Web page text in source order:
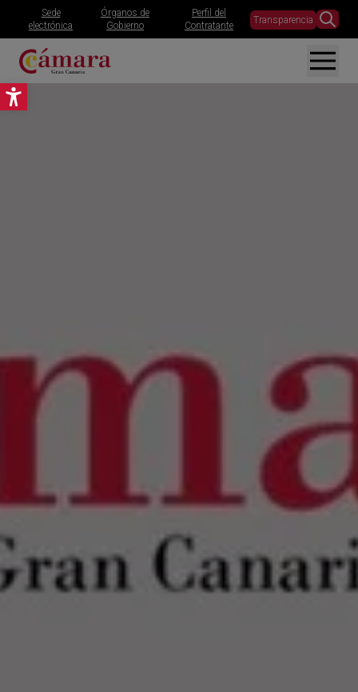
Abrir barra de herramientas
Sede
electrónica
Órganos de
Gobierno
Perfil del
Contratante
Transparencia